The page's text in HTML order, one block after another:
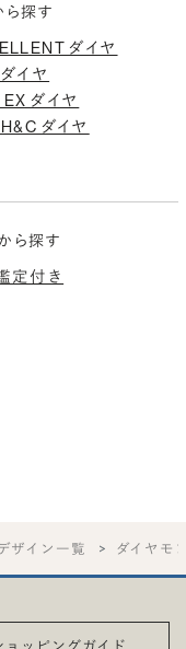
ら探す
ダイヤ
イヤ
ダイヤ
ダイヤ
ら探す
定付き
ザイン一覧 ダイヤモ